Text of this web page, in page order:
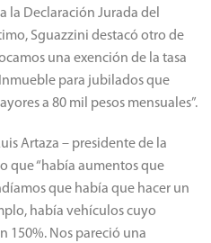
la Declaración Jurada del
Sguazzini destacó otro de
una exención de la tasa
para jubilados que
a 80 mil pesos mensuales”.
Artaza – presidente de la
que “había aumentos que
que había que hacer un
había vehículos cuyo
150%. Nos pareció una